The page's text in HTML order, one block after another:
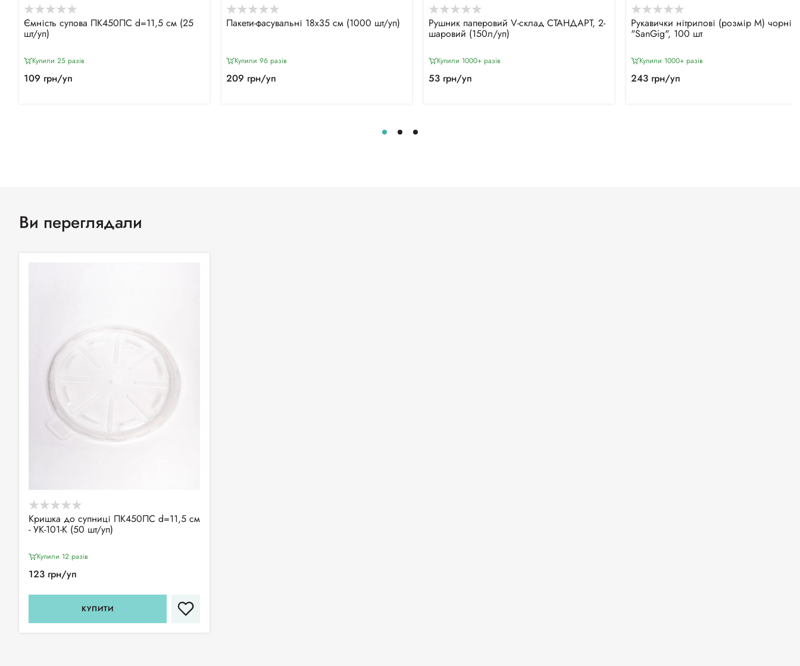
Ємність супова ПК450ПС d=11,5 см (25
шт/уп)
Купили 25 разiв
109 грн/уп
Пакети-фасувальні 18х35 см (1000 шт/уп)
Купили 96 разiв
209 грн/уп
Рушник паперовий V-склад СТАНДАРТ, 2-
шаровий (150л/уп)
Купили 1000+ разiв
53 грн/уп
Рукавички нітрилові (розмір М) чорні
"SanGig", 100 шт
Купили 1000+ разiв
243 грн/уп
Ви переглядали
Кришка до супниці ПК450ПС d=11,5 см
- УК-101-К (50 шт/уп)
Купили 12 разiв
123 грн/уп
КУПИТИ